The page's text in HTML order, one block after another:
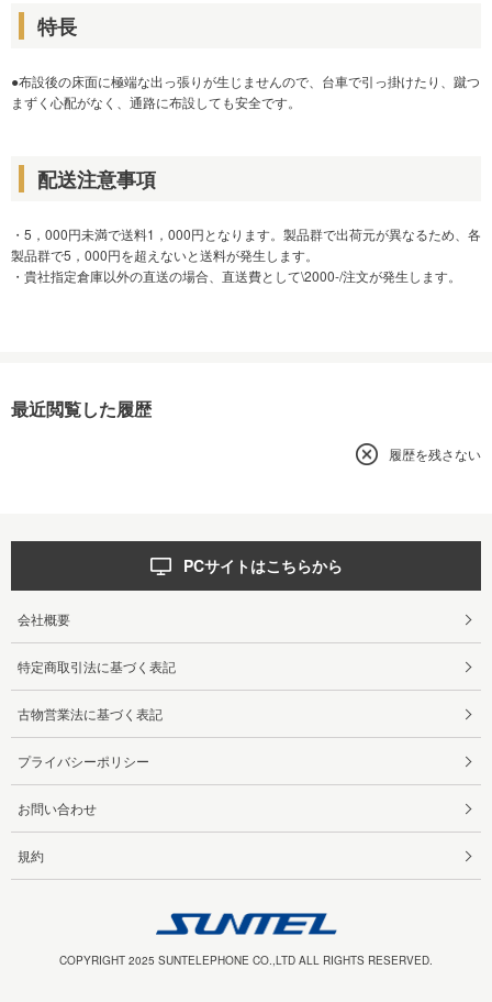
特長
●布設後の床面に極端な出っ張りが生じませんので、台車で引っ掛けたり、蹴つ
まずく心配がなく、通路に布設しても安全です。
配送注意事項
・5，000円未満で送料1，000円となります。製品群で出荷元が異なるため、各
製品群で5，000円を超えないと送料が発生します。
・貴社指定倉庫以外の直送の場合、直送費として\2000-/注文が発生します。
最近閲覧した履歴
履歴を残さない
PCサイトはこちらから
会社概要
特定商取引法に基づく表記
古物営業法に基づく表記
プライバシーポリシー
お問い合わせ
規約
COPYRIGHT 2025 SUNTELEPHONE CO.,LTD ALL RIGHTS RESERVED.